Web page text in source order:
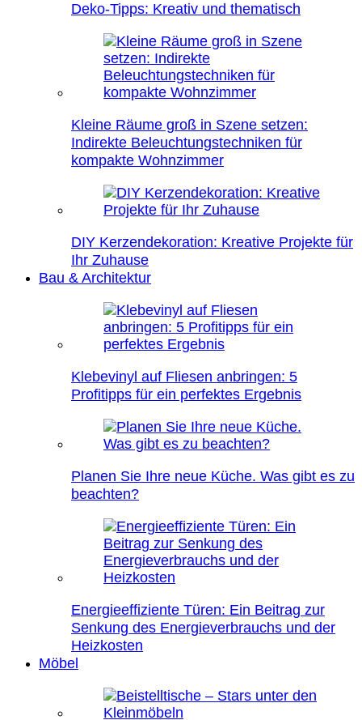
Deko-Tipps: Kreativ und thematisch
Kleine Räume groß in Szene setzen:
Indirekte Beleuchtungstechniken für
kompakte Wohnzimmer
DIY Kerzendekoration: Kreative Projekte für
Ihr Zuhause
Bau & Architektur
Klebevinyl auf Fliesen anbringen: 5
Profitipps für ein perfektes Ergebnis
Planen Sie Ihre neue Küche. Was gibt es zu
beachten?
Energieeffiziente Türen: Ein Beitrag zur
Senkung des Energieverbrauchs und der
Heizkosten
Möbel